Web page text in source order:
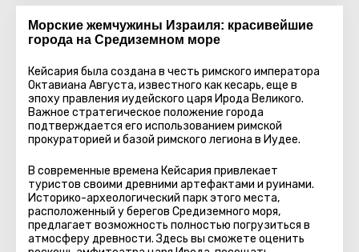
Морские жемчужины Израиля: красивейшие
города на Средиземном море
Кейсария была создана в честь римского императора
Октавиана Августа, известного как кесарь, еще в
эпоху правления иудейского царя Ирода Великого.
Важное стратегическое положение города
подтверждается его использованием римской
прокураторией и базой римского легиона в Иудее.
В современные времена Кейсария привлекает
туристов своими древними артефактами и руинами.
Историко-археологический парк этого места,
расположенный у берегов Средиземного моря,
предлагает возможность полностью погрузиться в
атмосферу древности. Здесь вы сможете оценить